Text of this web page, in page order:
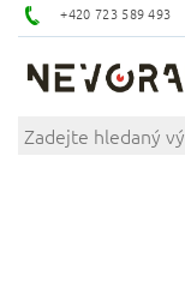
+420 723 589 493